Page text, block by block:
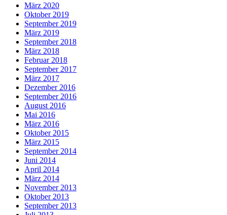
März 2020
Oktober 2019
September 2019
März 2019
September 2018
März 2018
Februar 2018
September 2017
März 2017
Dezember 2016
September 2016
August 2016
Mai 2016
März 2016
Oktober 2015
März 2015
September 2014
Juni 2014
April 2014
März 2014
November 2013
Oktober 2013
September 2013